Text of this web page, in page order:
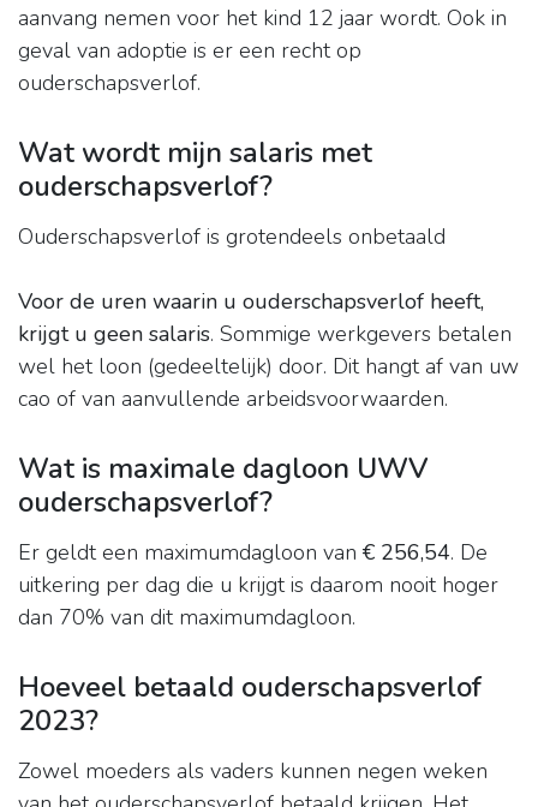
aanvang nemen voor het kind 12 jaar wordt. Ook in
geval van adoptie is er een recht op
ouderschapsverlof.
Wat wordt mijn salaris met
ouderschapsverlof?
Ouderschapsverlof is grotendeels onbetaald
Voor de uren waarin u ouderschapsverlof heeft,
krijgt u geen salaris. Sommige werkgevers betalen
wel het loon (gedeeltelijk) door. Dit hangt af van uw
cao of van aanvullende arbeidsvoorwaarden.
Wat is maximale dagloon UWV
ouderschapsverlof?
Er geldt een maximumdagloon van € 256,54. De
uitkering per dag die u krijgt is daarom nooit hoger
dan 70% van dit maximumdagloon.
Hoeveel betaald ouderschapsverlof
2023?
Zowel moeders als vaders kunnen negen weken